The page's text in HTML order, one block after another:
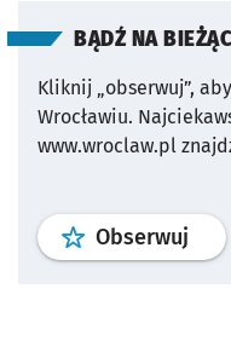
BĄDŹ NA
Kliknij „obserwuj”,
Wrocławiu.
www.wroclaw.pl
Obserwuj profil